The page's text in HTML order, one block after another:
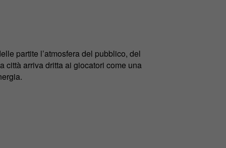
partite l’atmosfera del pubblico, del
città arriva dritta ai giocatori come una